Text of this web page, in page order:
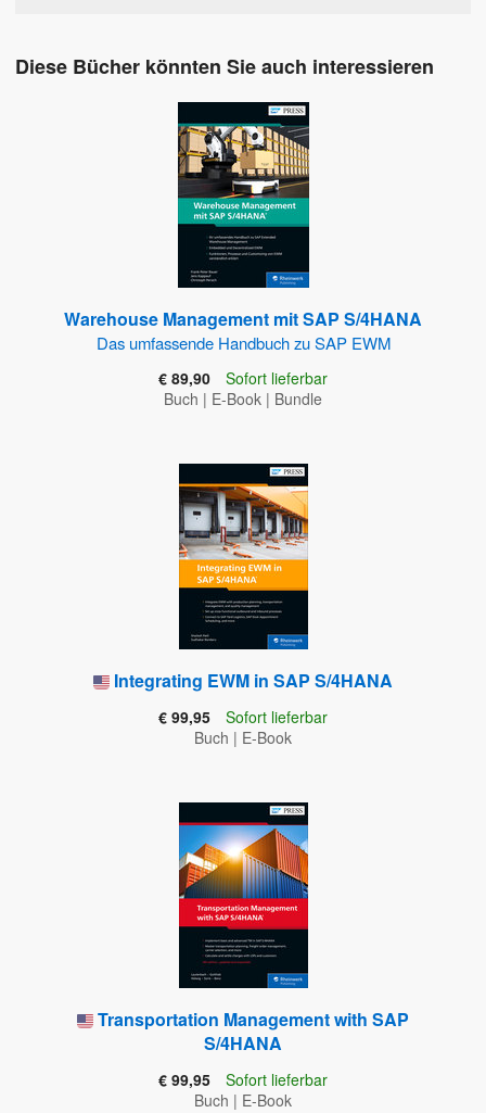
Diese Bücher könnten Sie auch interessieren
Warehouse Management mit SAP S/4HANA
Das umfassende Handbuch zu SAP EWM
€ 89,90
Sofort lieferbar
Buch | E-Book | Bundle
Integrating EWM in SAP S/4HANA
€ 99,95
Sofort lieferbar
Buch | E-Book
Transportation Management with SAP
S/4HANA
€ 99,95
Sofort lieferbar
Buch | E-Book